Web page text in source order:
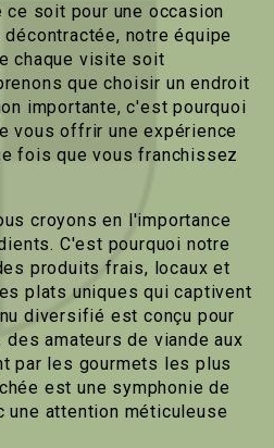
soit pour une occasion
notre équipe
chaque visite soit
que choisir un endroit
importante, c'est pourquoi
vous offrir une expérience
fois que vous franchissez
croyons en l'importance
C'est pourquoi notre
produits frais, locaux et
plats uniques qui captivent
diversifié est conçu pour
amateurs de viande aux
par les gourmets les plus
est une symphonie de
une attention méticuleuse